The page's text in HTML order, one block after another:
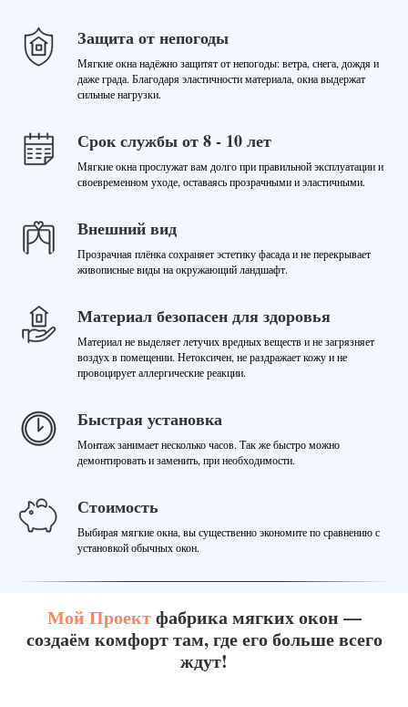
Защита от непогоды
Мягкие окна надёжно защитят от непогоды: ветра, снега, дождя и
даже града. Благодаря эластичности материала, окна выдержат
сильные нагрузки.
Срок службы от 8 - 10 лет
Мягкие окна прослужат вам долго при правильной эксплуатации и
своевременном уходе, оставаясь прозрачными и эластичными.
Внешний вид
Прозрачная плёнка сохраняет эстетику фасада и не перекрывает
живописные виды на окружающий ландшафт.
Материал безопасен для здоровья
Материал не выделяет летучих вредных веществ и не загрязняет
воздух в помещении. Нетоксичен, не раздражает кожу и не
провоцирует аллергические реакции.
Быстрая установка
Монтаж занимает несколько часов. Так же быстро можно
демонтировать и заменить, при необходимости.
Стоимость
Выбирая мягкие окна, вы существенно экономите по сравнению с
установкой обычных окон.
Мой Проектфабрика мягких окон —
создаём комфорт там, где его больше всего
ждут!